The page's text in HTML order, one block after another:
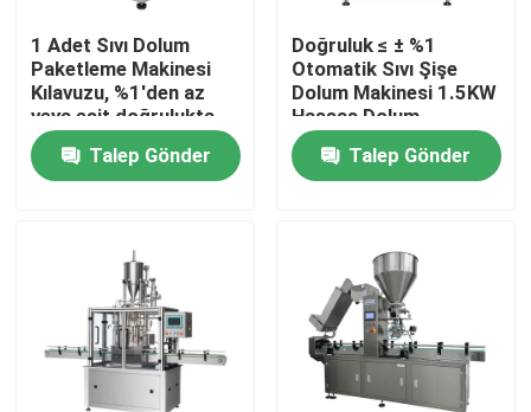
Hakkımızda
1 Adet Sıvı Dolum
Paketleme Makinesi
Kılavuzu, %1'den az
veya eşit doğrulukta
sıvı paketleme sağlar
Talep Gönder
Doğruluk ≤ ± %1
Otomatik Sıvı Şişe
Dolum Makinesi 1.5KW
Hassas Dolum
Kontrolü ve Minimum
Ürün İsrafı Sağlar
Talep Gönder